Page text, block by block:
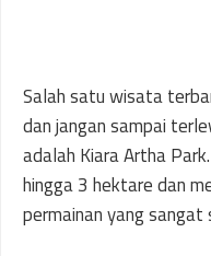
Salah satu wisata
dan jangan sampai
adalah Kiara Artha
hingga 3 hektare dan
permainan yang sangat